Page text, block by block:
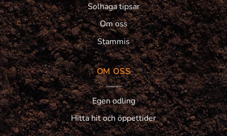
Solhaga tipsar
Om oss
Stammis
OM OSS
Egen odling
Hitta hit och öppettider